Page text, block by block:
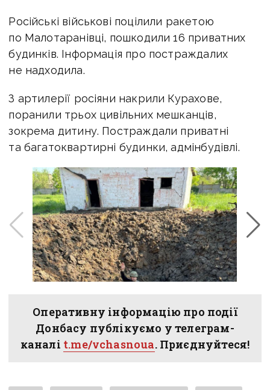
Російські військові поцілили ракетою
по Малотаранівці, пошкодили 16 приватних
будинків. Інформація про постраждалих
не надходила.
З артилерії росіяни накрили Курахове,
поранили трьох цивільних мешканців,
зокрема дитину. Постраждали приватні
та багатоквартирні будинки, адмінбудівлі.
Оперативну інформацію про події
Донбасу публікуємо у телеграм-
каналі t.me/vchasnoua. Приєднуйтеся!